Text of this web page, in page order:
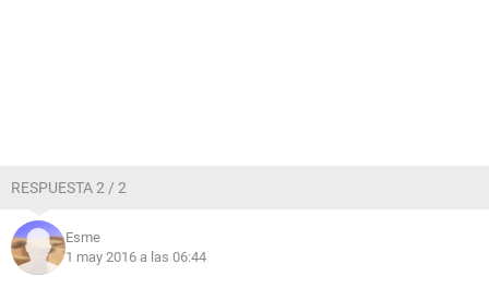
RESPUESTA 2 / 2
Esme
1 may 2016 a las 06:44